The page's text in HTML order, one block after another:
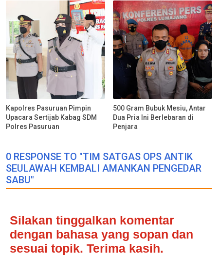
Kapolres Pasuruan Pimpin
Upacara Sertijab Kabag SDM
Polres Pasuruan
500 Gram Bubuk Mesiu, Antar
Dua Pria Ini Berlebaran di
Penjara
0 RESPONSE TO "TIM SATGAS OPS ANTIK
SEULAWAH KEMBALI AMANKAN PENGEDAR
SABU"
Silakan tinggalkan komentar
dengan bahasa yang sopan dan
sesuai topik. Terima kasih.